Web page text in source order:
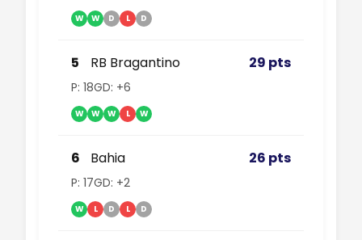
W W D L D
5 RB Bragantino 29 pts
P: 18GD: +6
W W W L W
6 Bahia 26 pts
P: 17GD: +2
W L D L D